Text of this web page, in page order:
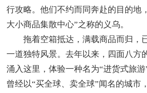
行攻略。他们不约而同奔赴的目的地
大小商品集散中心”之称的义乌。
拖着空箱抵达，满载商品而归，
一道独特风景。去年以来，四面八方
涌入这里，体验一种名为“进货式旅
曾经以“买全球、卖全球”闻名的城市